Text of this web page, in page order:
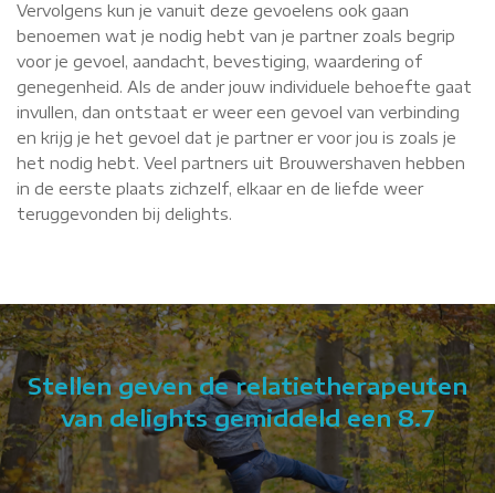
Vervolgens kun je vanuit deze gevoelens ook gaan
benoemen wat je nodig hebt van je partner zoals begrip
voor je gevoel, aandacht, bevestiging, waardering of
genegenheid. Als de ander jouw individuele behoefte gaat
invullen, dan ontstaat er weer een gevoel van verbinding
en krijg je het gevoel dat je partner er voor jou is zoals je
het nodig hebt. Veel partners uit Brouwershaven hebben
in de eerste plaats zichzelf, elkaar en de liefde weer
teruggevonden bij delights.
Stellen geven de relatietherapeuten
van delights gemiddeld een 8.7